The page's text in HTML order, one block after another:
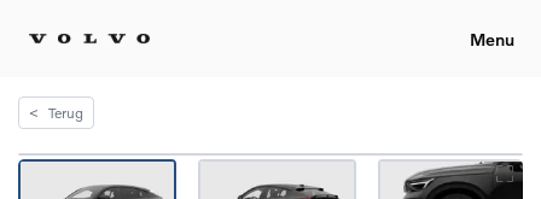
Menu
< Terug